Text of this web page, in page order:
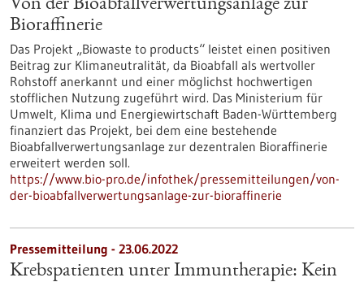
Von der Bioabfallverwertungsanlage zur
Bioraffinerie
Das Projekt „Biowaste to products“ leistet einen positiven
Beitrag zur Klimaneutralität, da Bioabfall als wertvoller
Rohstoff anerkannt und einer möglichst hochwertigen
stofflichen Nutzung zugeführt wird. Das Ministerium für
Umwelt, Klima und Energiewirtschaft Baden-Württemberg
finanziert das Projekt, bei dem eine bestehende
Bioabfallverwertungsanlage zur dezentralen Bioraffinerie
erweitert werden soll.
https://www.bio-pro.de/infothek/pressemitteilungen/von-
der-bioabfallverwertungsanlage-zur-bioraffinerie
Pressemitteilung - 23.06.2022
Krebspatienten unter Immuntherapie: Kein